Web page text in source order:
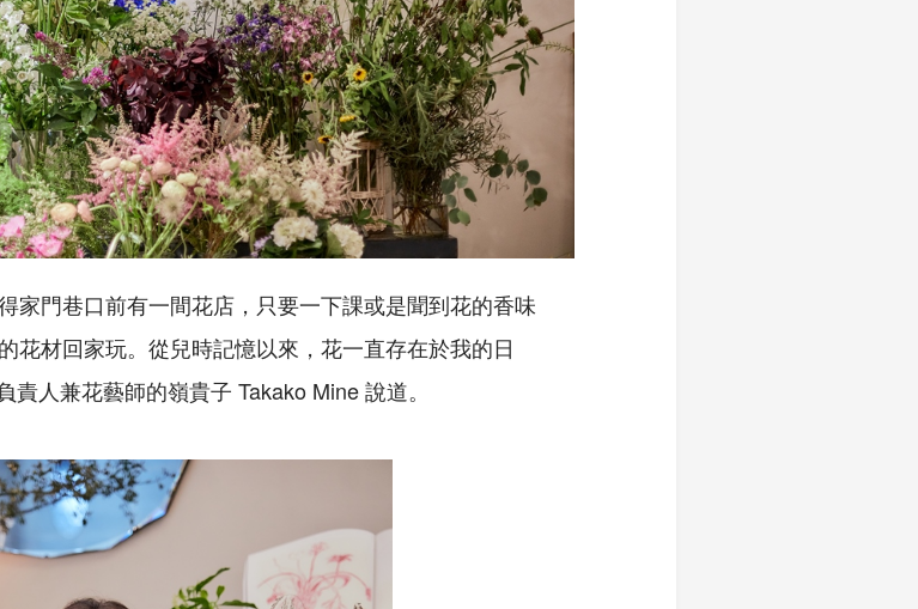
家門巷口前有一間花店，只要一下課或是聞到花的香味
花材回家玩。從兒時記憶以來，花一直存在於我的日
責人兼花藝師的嶺貴子 Takako Mine說道。